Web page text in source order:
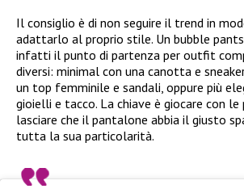
Il consiglio è di non seguire il trend in
adattarlo al proprio stile. Un bubble
infatti il punto di partenza per outfit
diversi: minimal con una canotta e
un top femminile e sandali, oppure più
gioielli e tacco. La chiave è giocare con le
lasciare che il pantalone abbia il giusto
tutta la sua particolarità.